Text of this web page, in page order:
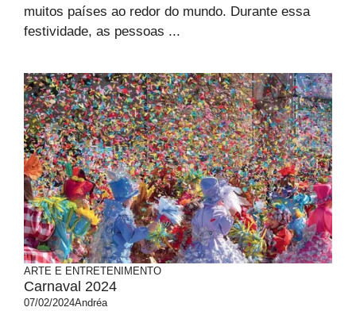
muitos países ao redor do mundo. Durante essa
festividade, as pessoas ...
ARTE E ENTRETENIMENTO
Carnaval 2024
07/02/2024Andréa